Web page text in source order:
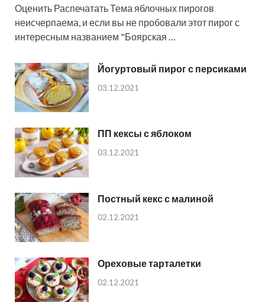
Оценить Распечатать Тема яблочных пирогов
неисчерпаема, и если вы не пробовали этот пирог с
интересным названием "Боярская …
Йогуртовый пирог с персиками
03.12.2021
ПП кексы с яблоком
03.12.2021
Постный кекс с малиной
02.12.2021
Ореховые тарталетки
02.12.2021